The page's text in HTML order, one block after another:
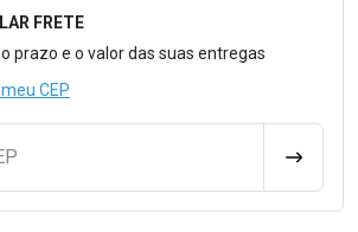
Calcular o Frete
FRETE
prazo e o valor das suas entregas
CEP